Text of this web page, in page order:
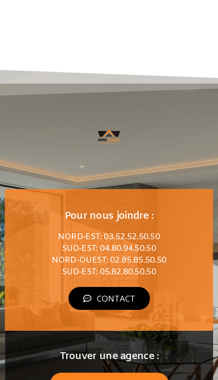
Pour nous joindre :
NORD-EST: 03.52.52.50.50
SUD-EST: 04.80.94.50.50
NORD-OUEST: 02.85.85.50.50
SUD-EST: 05.82.80.50.50
CONTACT
Trouver une agence :